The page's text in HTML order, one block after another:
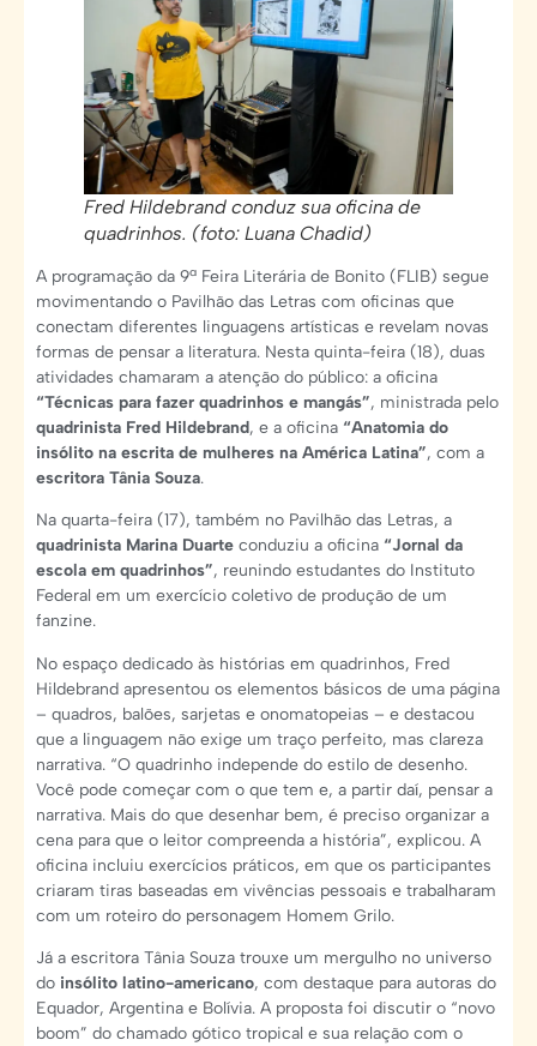
Fred Hildebrand conduz sua oficina de
quadrinhos. (foto: Luana Chadid)
A programação da 9ª Feira Literária de Bonito (FLIB) segue
movimentando o Pavilhão das Letras com oficinas que
conectam diferentes linguagens artísticas e revelam novas
formas de pensar a literatura. Nesta quinta-feira (18), duas
atividades chamaram a atenção do público: a oficina
“Técnicas para fazer quadrinhos e mangás”, ministrada pelo
quadrinista Fred Hildebrand, e a oficina “Anatomia do
insólito na escrita de mulheres na América Latina”, com a
escritora Tânia Souza.
Na quarta-feira (17), também no Pavilhão das Letras, a
quadrinista Marina Duarte conduziu a oficina “Jornal da
escola em quadrinhos”, reunindo estudantes do Instituto
Federal em um exercício coletivo de produção de um
fanzine.
No espaço dedicado às histórias em quadrinhos, Fred
Hildebrand apresentou os elementos básicos de uma página
– quadros, balões, sarjetas e onomatopeias – e destacou
que a linguagem não exige um traço perfeito, mas clareza
narrativa. “O quadrinho independe do estilo de desenho.
Você pode começar com o que tem e, a partir daí, pensar a
narrativa. Mais do que desenhar bem, é preciso organizar a
cena para que o leitor compreenda a história”, explicou. A
oficina incluiu exercícios práticos, em que os participantes
criaram tiras baseadas em vivências pessoais e trabalharam
com um roteiro do personagem Homem Grilo.
Já a escritora Tânia Souza trouxe um mergulho no universo
do insólito latino-americano, com destaque para autoras do
Equador, Argentina e Bolívia. A proposta foi discutir o “novo
boom” do chamado gótico tropical e sua relação com o